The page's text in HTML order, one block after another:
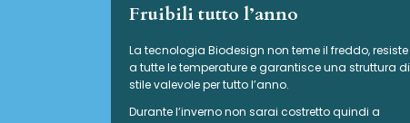
Fruibili tutto l’anno
La tecnologia Biodesign non teme il freddo, resiste
a tutte le temperature e garantisce una struttura di
stile valevole per tutto l’anno.
Durante l’inverno non sarai costretto quindi a